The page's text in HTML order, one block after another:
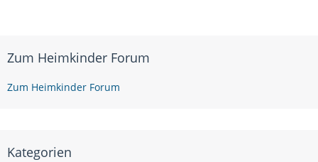
Zum Heimkinder Forum
Zum Heimkinder Forum
Kategorien